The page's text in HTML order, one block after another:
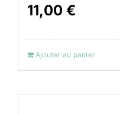
11,00€
Ajouter au panier